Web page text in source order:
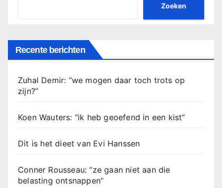
Zoeken
Recente berichten
Zuhal Demir: “we mogen daar toch trots op
zijn?”
Koen Wauters: “ik heb geoefend in een kist”
Dit is het dieet van Evi Hanssen
Conner Rousseau: “ze gaan niet aan die
belasting ontsnappen”